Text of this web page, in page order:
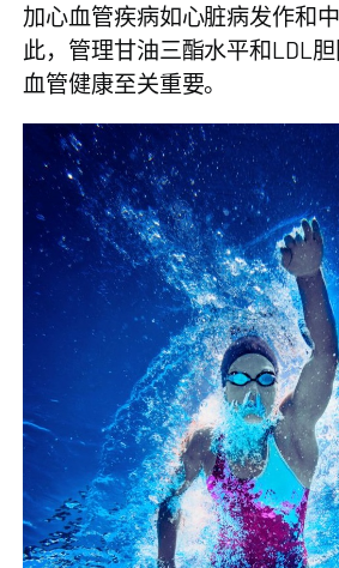
加心血管疾病如心脏病发作和
此，管理甘油三酯水平和LDL
血管健康至关重要。